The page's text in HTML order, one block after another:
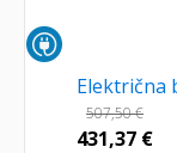
Električna
507,50€
431,37 €